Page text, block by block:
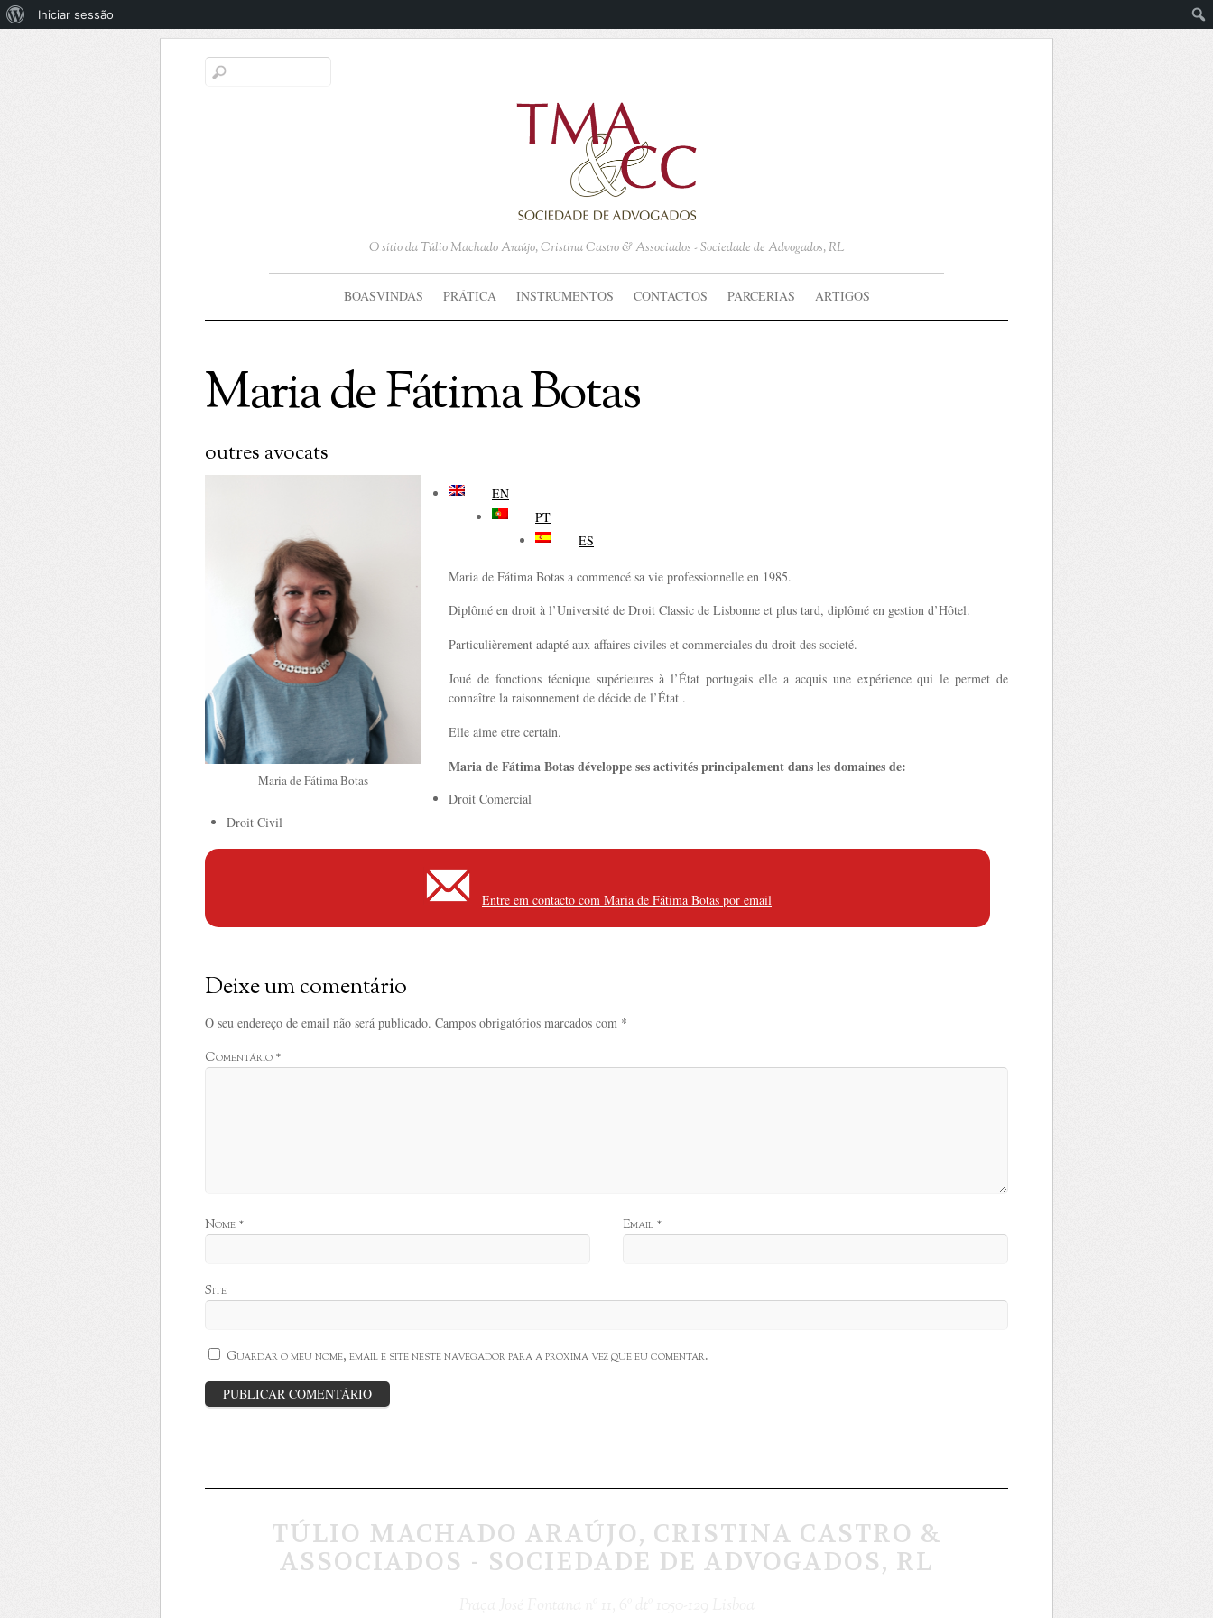
O sítio da Túlio Machado Araújo, Cristina Castro & Associados - Sociedade de Advogados, RL
BOASVINDAS PRÁTICA INSTRUMENTOS CONTACTOS PARCERIAS ARTIGOS
Maria de Fátima Botas
outres avocats
Maria de Fátima Botas
EN
PT
ES
Maria de Fátima Botas a commencé sa vie professionnelle en 1985.
Diplômé en droit à l’Université de Droit Classic de Lisbonne et plus tard, diplômé en gestion d’Hôtel.
Particulièrement adapté aux affaires civiles et commerciales du droit des societé.
Joué de fonctions técnique supérieures à l’État portugais elle a acquis une expérience qui le permet de
connaître la raisonnement de décide de l’État .
Elle aime etre certain.
Maria de Fátima Botas développe ses activités principalement dans les domaines de:
Droit Comercial
Droit Civil
Entre em contacto com Maria de Fátima Botas por email
Deixe um comentário
O seu endereço de email não será publicado. Campos obrigatórios marcados com *
Comentário *
Nome * Email *
Site
Guardar o meu nome, email e site neste navegador para a próxima vez que eu comentar.
TÚLIO MACHADO ARAÚJO, CRISTINA CASTRO &
ASSOCIADOS - SOCIEDADE DE ADVOGADOS, RL
Sobre
Iniciar sessão